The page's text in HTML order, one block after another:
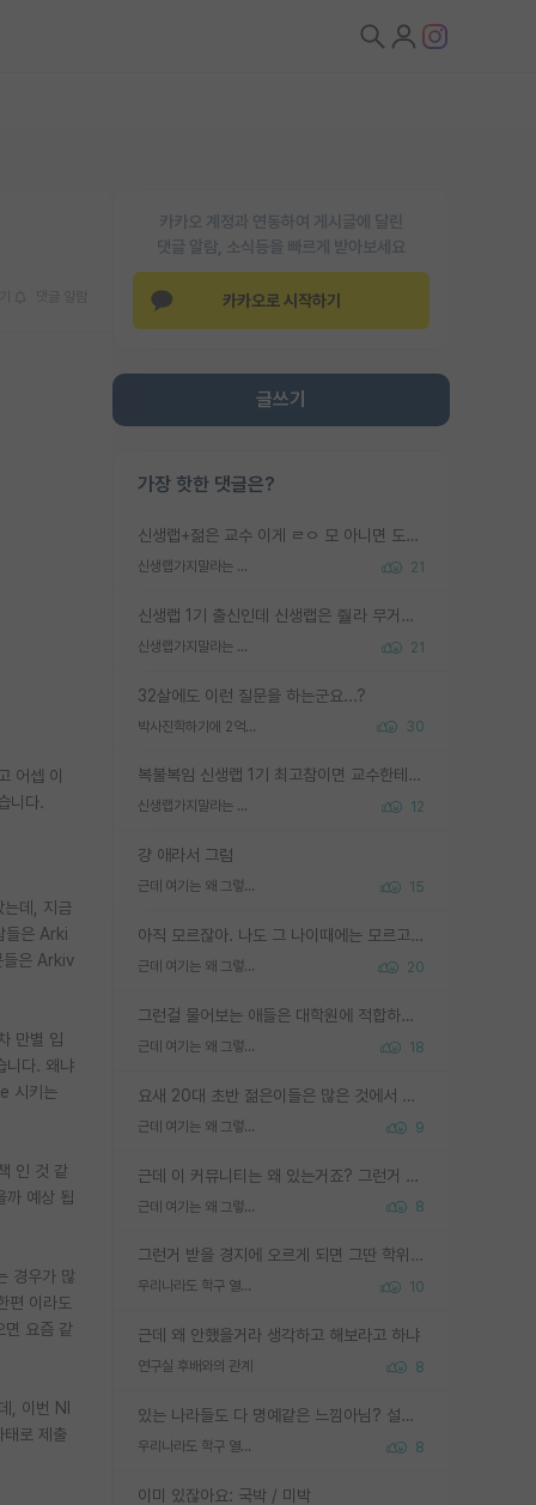
카카오 계정과 연동하여 게시글에 달린
댓글 알람, 소식등을 빠르게 받아보세요
카카오로 시작하기
글쓰기
가장 핫한 댓글은?
신생랩+젊은 교수 이게 ㄹㅇ 모 아니면 도인듯.
신생랩가지말라는 이유가 있었구나 21
신생랩 1기 출신인데 신생랩은 줠라 무거운 바벨 같은거임. 들면 대박인데 못들면 깔려 죽음. 아무도 알려주지 않는 환경에서 자생해야하지만, 일단 살아남았다면 그 어떤 사람보다 악착같고 생존력 높은 사람으로 거듭날 수 있음
신생랩가지말라는 이유가 있었구나 21
32살에도 이런 질문을 하는군요...?
박사진학하기에 2억은 괜찮은 (?) 정도의 경제력인가요 30
복불복임 신생랩 1기 최고참이면 교수한테 직접 지도받는 시간이 매우 많음 제대로 된 교수라면 말이지 그게 아니라면 그냥 넌 해방 불가능한 노예 1호에 감점쓰레기통이 되는거고
신생랩가지말라는 이유가 있었구나 12
걍 애라서 그럼
근데 여기는 왜 그렇게 SPK를 물어보는거임? 15
아직 모르잖아. 나도 그 나이때에는 모르고 평가 받고 안심하고 싶었어.
근데 여기는 왜 그렇게 SPK를 물어보는거임? 20
그런걸 물어보는 애들은 대학원에 적합하지 않다
근데 여기는 왜 그렇게 SPK를 물어보는거임? 18
요새 20대 초반 젊은이들은 많은 것에서 가성비를 따지더라고요. 내가 이 정도 인풋을 넣었을 때 그만큼 아웃풋이 나올 것인가? 사실 아웃풋이 인풋 대비 리니어하게 나오지 않는 영역을 시도하기 싫어한다는 느낌입니다.
근데 여기는 왜 그렇게 SPK를 물어보는거임? 9
근데 이 커뮤니티는 왜 있는거죠? 그런거 쉽게 물어볼수있어서 있는거 아닌가요? 그렇게 보기 싫으면 커뮤니티도 하지마시지 그러면
근데 여기는 왜 그렇게 SPK를 물어보는거임? 8
그런거 받을 경지에 오르게 되면 그딴 학위명이 필요없음
우리나라도 학구 열풍보면 Higher Doctorate 학위가 필요하다고 봅니다. 10
근데 왜 안했을거라 생각하고 해보라고 하냐
연구실 후배와의 관계 8
있는 나라들도 다 명예같은 느낌아님? 설마 박사끼리 등급나눠서 학위수여하자 같은 헛소리는 아니지? ㅋㅋ
우리나라도 학구 열풍보면 Higher Doctorate 학위가 필요하다고 봅니다. 8
이미 있잖아요: 국박 / 미박
어셉 이
니다.
데, 지금
들은 Arki
들은 Arkiv
만별 입
니다. 왜냐
시키는
인 것 같
까 예상 됩
경우가 많
편 이라도
면 요즘 같
, 이번 NI
로 제출